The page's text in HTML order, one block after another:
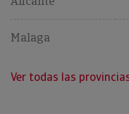
Malaga
Ver todas las